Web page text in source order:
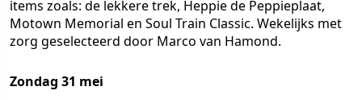
items zoals: de lekkere trek, Heppie de Peppieplaat,
Motown Memorial en Soul Train Classic. Wekelijks met
zorg geselecteerd door Marco van Hamond.
Zondag 31 mei